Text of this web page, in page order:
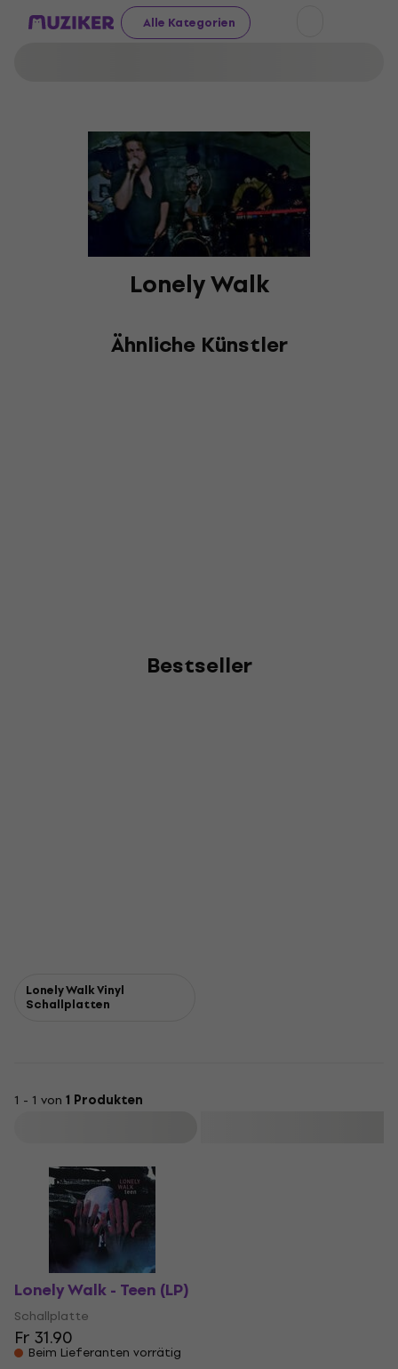
Alle Kategorien
Lonely Walk
Ähnliche Künstler
Bestseller
Lonely Walk Vinyl
Schallplatten
1 - 1 von 1 Produkten
Lonely Walk - Teen (LP)
Schallplatte
Fr 31.90
Beim Lieferanten vorrätig